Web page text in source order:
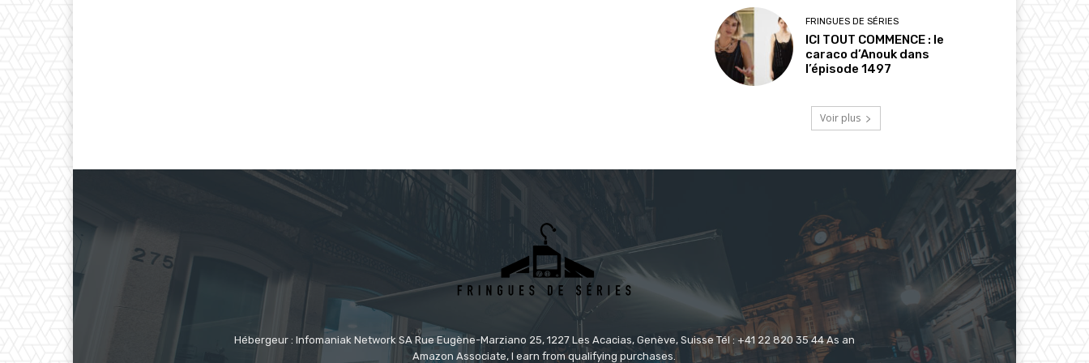
FRINGUES DE SÉRIES
ICI TOUT COMMENCE : le
caraco d’Anouk dans
l’épisode 1497
Voir plus
Hébergeur : Infomaniak Network SA Rue Eugène-Marziano 25, 1227 Les Acacias, Genève, Suisse Tél : +41 22 820 35 44 As an
Amazon Associate, I earn from qualifying purchases.